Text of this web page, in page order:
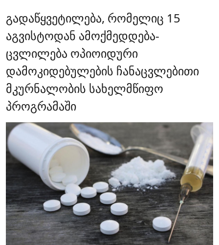
გადაწყვეტილება, რომელიც 15
აგვისტოდან ამოქმედდება-
ცვლილება ოპიოიდური
დამოკიდებულების ჩანაცვლებითი
მკურნალობის სახელმწიფო
პროგრამაში